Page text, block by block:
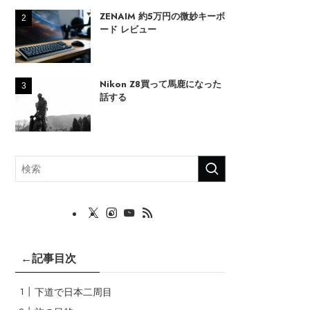
ZENAIM 約5万円の微妙キーボ
ード レビュー
Nikon Z8買って馬鹿になった
話する
←記事目次
下道で日本二周目